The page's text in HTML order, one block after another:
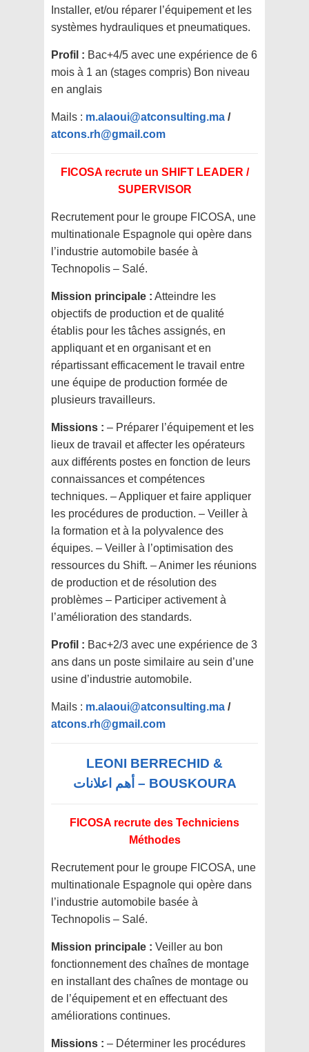
Installer, et/ou réparer l’équipement et les
systèmes hydrauliques et pneumatiques.
Profil : Bac+4/5 avec une expérience de 6
mois à 1 an (stages compris) Bon niveau
en anglais
Mails : m.alaoui@atconsulting.ma /
atcons.rh@gmail.com
FICOSA recrute un SHIFT LEADER /
SUPERVISOR
Recrutement pour le groupe FICOSA, une
multinationale Espagnole qui opère dans
l’industrie automobile basée à
Technopolis – Salé.
Mission principale : Atteindre les
objectifs de production et de qualité
établis pour les tâches assignés, en
appliquant et en organisant et en
répartissant efficacement le travail entre
une équipe de production formée de
plusieurs travailleurs.
Missions : – Préparer l’équipement et les
lieux de travail et affecter les opérateurs
aux différents postes en fonction de leurs
connaissances et compétences
techniques. – Appliquer et faire appliquer
les procédures de production. – Veiller à
la formation et à la polyvalence des
équipes. – Veiller à l’optimisation des
ressources du Shift. – Animer les réunions
de production et de résolution des
problèmes – Participer activement à
l’amélioration des standards.
Profil : Bac+2/3 avec une expérience de 3
ans dans un poste similaire au sein d’une
usine d’industrie automobile.
Mails : m.alaoui@atconsulting.ma /
atcons.rh@gmail.com
LEONI BERRECHID &
BOUSKOURA – أهم اعلانات
FICOSA recrute des Techniciens
Méthodes
Recrutement pour le groupe FICOSA, une
multinationale Espagnole qui opère dans
l’industrie automobile basée à
Technopolis – Salé.
Mission principale : Veiller au bon
fonctionnement des chaînes de montage
en installant des chaînes de montage ou
de l’équipement et en effectuant des
améliorations continues.
Missions : – Déterminer les procédures